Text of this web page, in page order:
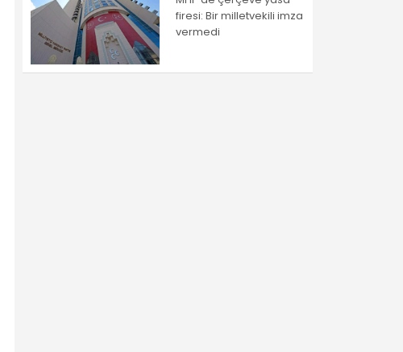
firesi: Bir milletvekili imza
vermedi